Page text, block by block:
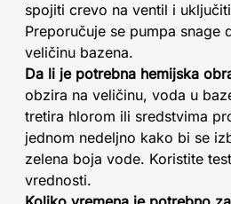
spojiti crevo na ventil i
Preporučuje se pumpa snage
veličinu bazena.
Da li je potrebna hemijska
obzira na veličinu, voda u
tretira hlorom ili sredstvima
jednom nedeljno kako bi se
zelena boja vode. Koristite
vrednosti.